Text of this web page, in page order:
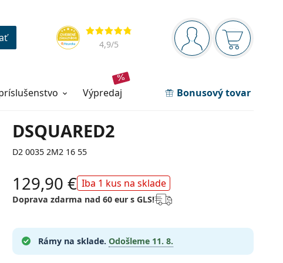
Navigačný panel
ste prihláseníNákupný
Hodnotenia
4,9/5
výpredaj Bonusový tovar
DSQUARED2
D2 0035 2M2 16 55
129,90 € Iba 1 kus na sklade
Doprava zdarma nad 60 eur s GLS!
Rámy na sklade. Odošleme 11. 8.